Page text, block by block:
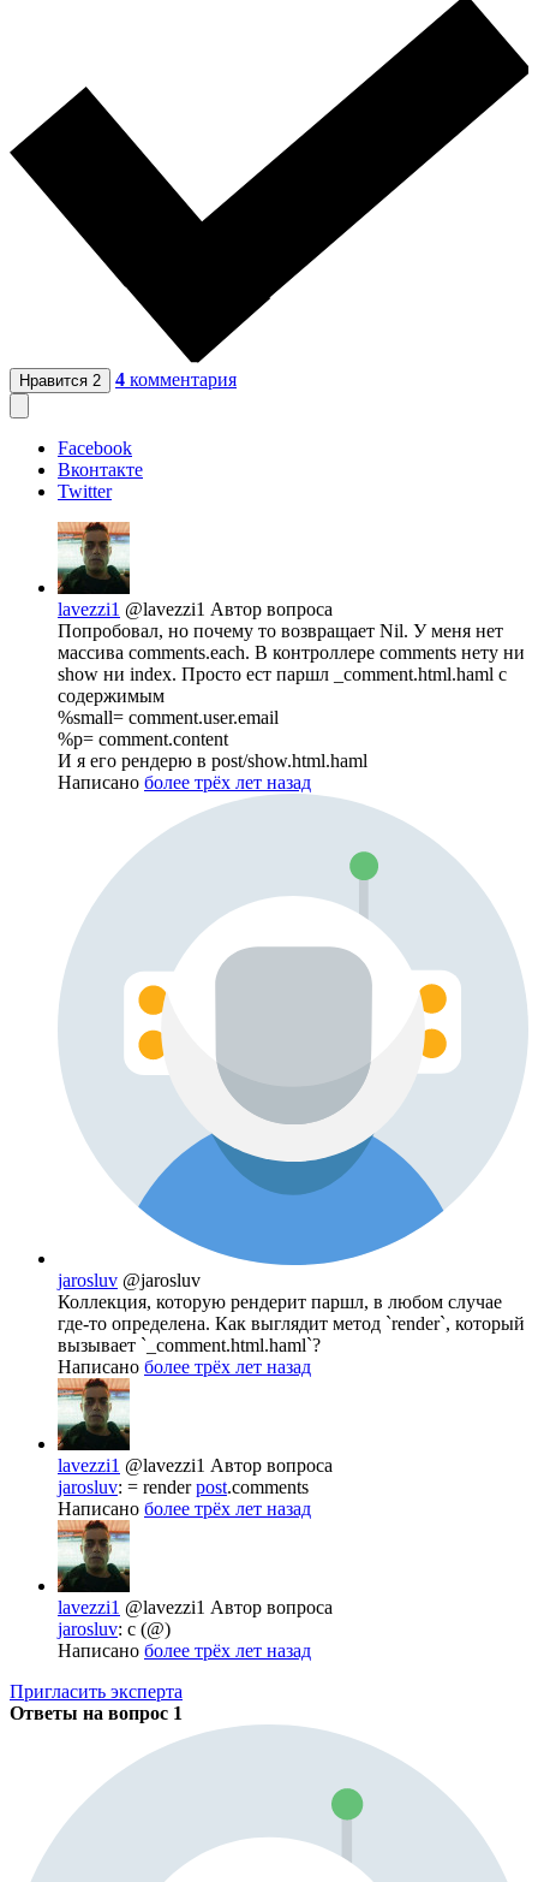
Нравится 2 4 комментария
Facebook
Вконтакте
Twitter
lavezzi1 @lavezzi1 Автор вопроса
Попробовал, но почему то возвращает Nil. У меня нет
массива comments.each. В контроллере comments нету ни
show ни index. Просто ест паршл _comment.html.haml с
содержимым
%small= comment.user.email
%p= comment.content
И я его рендерю в post/show.html.haml
Написано более трёх лет назад
jarosluv @jarosluv
Коллекция, которую рендерит паршл, в любом случае
где-то определена. Как выглядит метод `render`, который
вызывает `_comment.html.haml`?
Написано более трёх лет назад
lavezzi1 @lavezzi1 Автор вопроса
jarosluv: = renderpost.comments
Написано более трёх лет назад
lavezzi1 @lavezzi1 Автор вопроса
jarosluv: c (@)
Написано более трёх лет назад
Пригласить эксперта
Ответы на вопрос 1